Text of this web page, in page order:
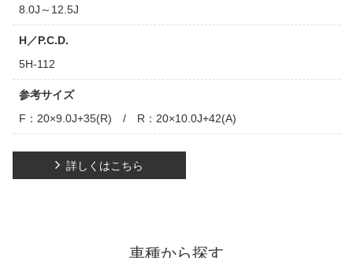
8.0J～12.5J
H／P.C.D.
5H-112
参考サイズ
F：20×9.0J+35(R) / R：20×10.0J+42(A)
詳しくはこちら
車種から探す